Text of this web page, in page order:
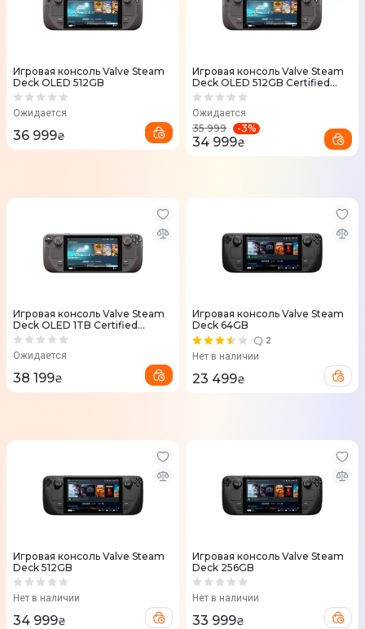
Игровая консоль Valve Steam
Deck OLED 512GB
Ожидается
36 999₴
Игровая консоль Valve Steam
Deck OLED 512GB Certified
Refurbished
Ожидается
35 999 -3%
34 999₴
Игровая консоль Valve Steam
Deck OLED 1TB Certified
Refurbished
Ожидается
38 199₴
Игровая консоль Valve Steam
Deck 64GB
2
Нет в наличии
23 499₴
Игровая консоль Valve Steam
Deck 512GB
Нет в наличии
34 999₴
Игровая консоль Valve Steam
Deck 256GB
Нет в наличии
33 999₴